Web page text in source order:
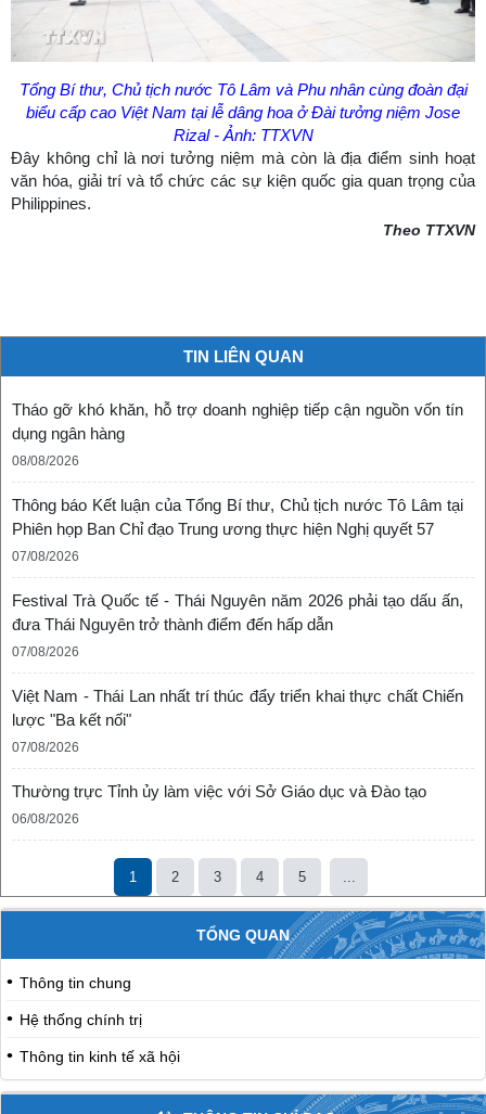
Tổng Bí thư, Chủ tịch nước Tô Lâm và Phu nhân cùng đoàn đại
biểu cấp cao Việt Nam tại lễ dâng hoa ở Đài tưởng niệm Jose
Rizal - Ảnh: TTXVN
Đây không chỉ là nơi tưởng niệm mà còn là địa điểm sinh hoạt
văn hóa, giải trí và tổ chức các sự kiện quốc gia quan trọng của
Philippines.
Theo TTXVN
TIN LIÊN QUAN
Tháo gỡ khó khăn, hỗ trợ doanh nghiệp tiếp cận nguồn vốn tín
dụng ngân hàng
08/08/2026
Thông báo Kết luận của Tổng Bí thư, Chủ tịch nước Tô Lâm tại
Phiên họp Ban Chỉ đạo Trung ương thực hiện Nghị quyết 57
07/08/2026
Festival Trà Quốc tế - Thái Nguyên năm 2026 phải tạo dấu ấn,
đưa Thái Nguyên trở thành điểm đến hấp dẫn
07/08/2026
Việt Nam - Thái Lan nhất trí thúc đẩy triển khai thực chất Chiến
lược "Ba kết nối"
07/08/2026
Thường trực Tỉnh ủy làm việc với Sở Giáo dục và Đào tạo
06/08/2026
1 2 3 4 5
TỔNG QUAN
Thông tin chung
Hệ thống chính trị
Thông tin kinh tế xã hội